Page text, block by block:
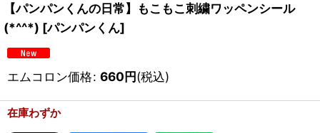
【パンパンくんの日常】もこもこ刺繍ワッペンシール
(*^^*) [パンパンくん]
エムコロン価格: 660円(税込)
在庫わずか